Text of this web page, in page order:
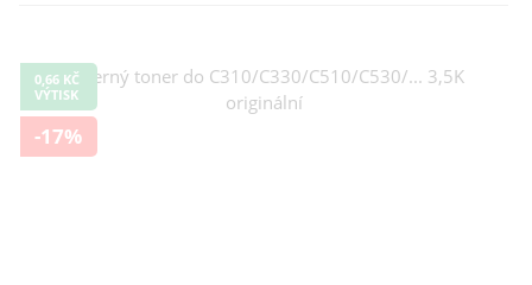
0,66 KČ
VÝTISK
-17%